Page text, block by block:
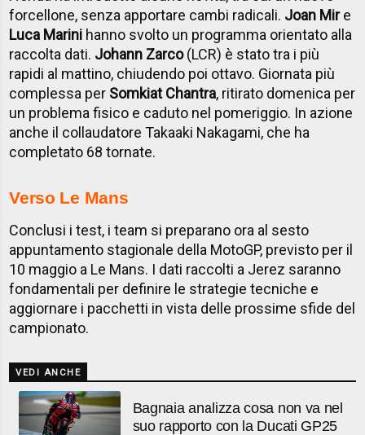
forcellone, senza apportare cambi radicali. Joan Mire
Luca Marini hanno svolto un programma orientato alla
raccolta dati. Johann Zarco(LCR) è stato tra i più
rapidi al mattino, chiudendo poi ottavo. Giornata più
complessa per Somkiat Chantra, ritirato domenica per
un problema fisico e caduto nel pomeriggio. In azione
anche il collaudatore Takaaki Nakagami, che ha
completato 68 tornate.
Verso Le Mans
Conclusi i test, i team si preparano ora al sesto
appuntamento stagionale della MotoGP, previsto per il
10 maggio a Le Mans. I dati raccolti a Jerez saranno
fondamentali per definire le strategie tecniche e
aggiornare i pacchetti in vista delle prossime sfide del
campionato.
VEDI ANCHE
Bagnaia analizza cosa non va nel
suo rapporto con la Ducati GP25